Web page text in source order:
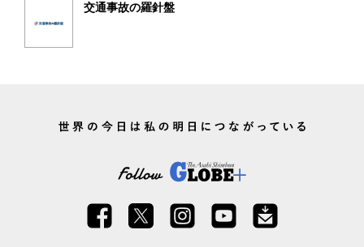
交通事故の羅針盤